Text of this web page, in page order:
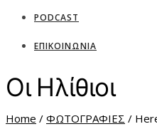
PODCAST
ΕΠΙΚΟΙΝΩΝΙΑ
Οι Ηλίθιοι
Home / ΦΩΤΟΓΡΑΦΙΕΣ /